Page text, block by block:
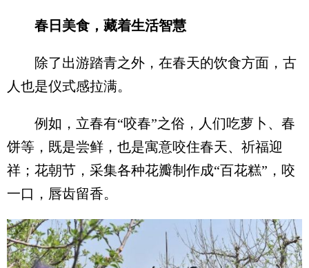
春日美食，藏着生活智慧
除了出游踏青之外，在春天的饮食方面，古
人也是仪式感拉满。
例如，立春有“咬春”之俗，人们吃萝卜、春
饼等，既是尝鲜，也是寓意咬住春天、祈福迎
祥；花朝节，采集各种花瓣制作成“百花糕”，咬
一口，唇齿留香。